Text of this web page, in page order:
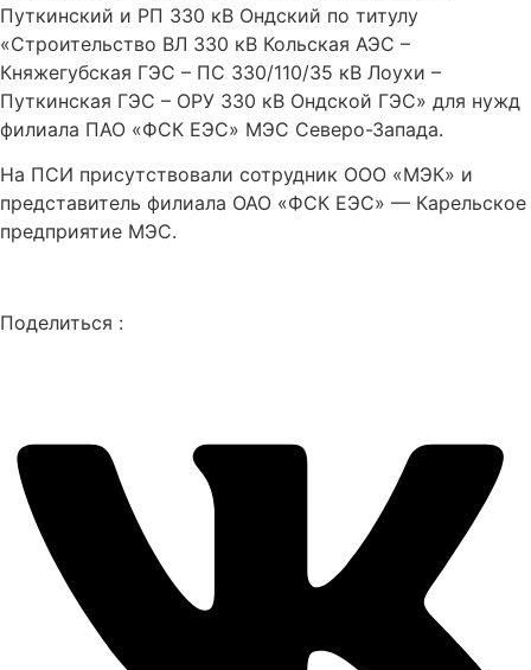
Путкинский и РП 330 кВ Ондский по титулу
«Строительство ВЛ 330 кВ Кольская АЭС –
Княжегубская ГЭС – ПС 330/110/35 кВ Лоухи –
Путкинская ГЭС – ОРУ 330 кВ Ондской ГЭС» для нужд
филиала ПАО «ФСК ЕЭС» МЭС Северо-Запада.
На ПСИ присутствовали сотрудник ООО «МЭК» и
представитель филиала ОАО «ФСК ЕЭС» — Карельское
предприятие МЭС.
Поделиться :